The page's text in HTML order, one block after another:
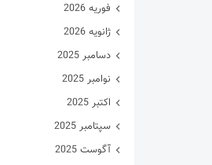
فوریه 2026
ژانویه 2026
دسامبر 2025
نوامبر 2025
اکتبر 2025
سپتامبر 2025
آگوست 2025